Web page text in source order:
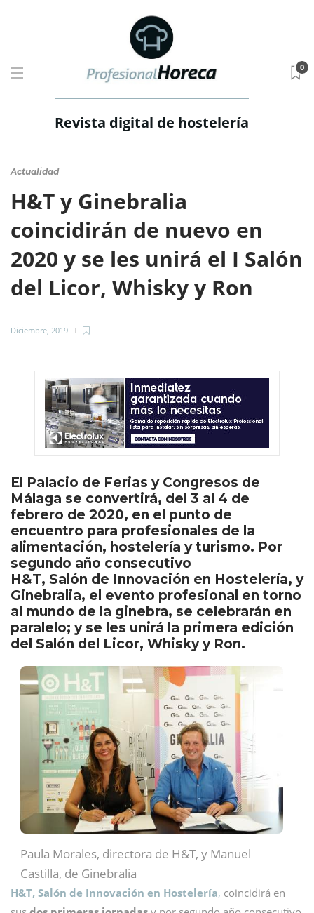
Revista digital de hostelería
0
Actualidad
H&T y Ginebralia
coincidirán de nuevo en
2020 y se les unirá el I Salón
del Licor, Whisky y Ron
Diciembre, 2019
El Palacio de Ferias y Congresos de
Málaga se convertirá, del 3 al 4 de
febrero de 2020, en el punto de
encuentro para profesionales de la
alimentación, hostelería y turismo. Por
segundo año consecutivo
H&T, Salón de Innovación en Hostelería, y
Ginebralia, el evento profesional en torno
al mundo de la ginebra, se celebrarán en
paralelo; y se les unirá la primera edición
del Salón del Licor, Whisky y Ron.
Paula Morales, directora de H&T, y Manuel
Castilla, de Ginebralia
H&T, Salón de Innovación en Hostelería, coincidirá en